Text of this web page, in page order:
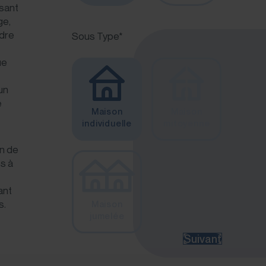
de
à
Sous Type*
Maison
individuelle
Suivant